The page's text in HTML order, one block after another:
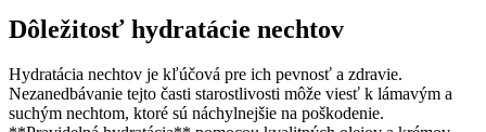
Dôležitosť hydratácie nechtov
Hydratácia nechtov je kľúčová pre ich pevnosť a zdravie.
Nezanedbávanie tejto časti starostlivosti môže viesť k lámavým a
suchým nechtom, ktoré sú náchylnejšie na poškodenie.